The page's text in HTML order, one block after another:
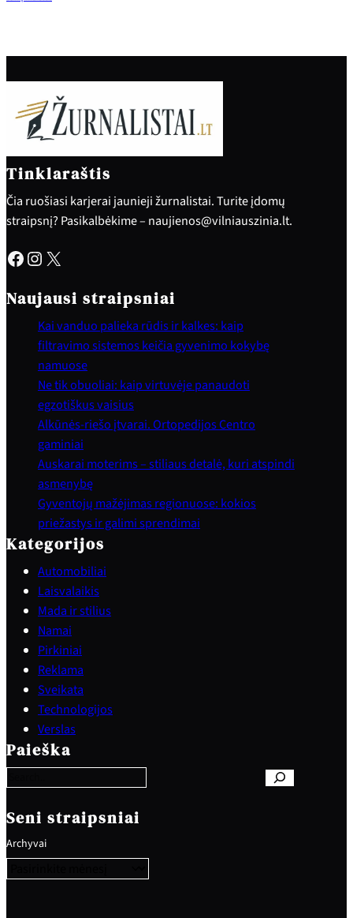
Tinklaraštis
Čia ruošiasi karjerai jaunieji žurnalistai. Turite įdomų
straipsnį? Pasikalbėkime – naujienos@vilniauszinia.lt.
Facebook Instagram X
Naujausi straipsniai
Kai vanduo palieka rūdis ir kalkes: kaip
filtravimo sistemos keičia gyvenimo kokybę
namuose
Ne tik obuoliai: kaip virtuvėje panaudoti
egzotiškus vaisius
Alkūnės-riešo įtvarai. Ortopedijos Centro
gaminiai
Auskarai moterims – stiliaus detalė, kuri atspindi
asmenybę
Gyventojų mažėjimas regionuose: kokios
priežastys ir galimi sprendimai
Kategorijos
Automobiliai
Laisvalaikis
Mada ir stilius
Namai
Pirkiniai
Reklama
Sveikata
Technologijos
Verslas
Paieška
e
a
c
h
Seni straipsniai
Archyvai